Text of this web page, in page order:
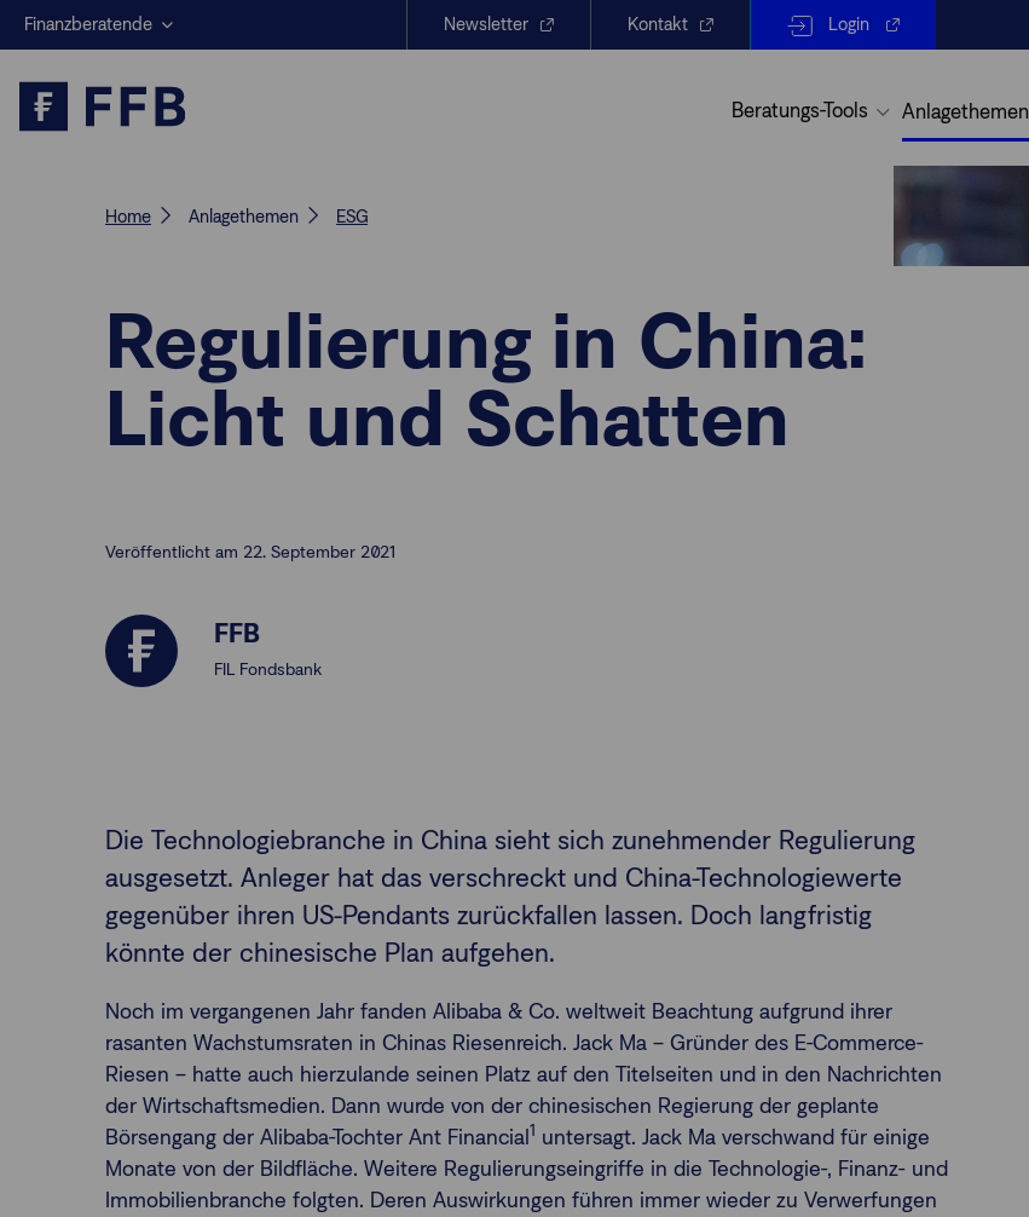
Finanzberatende
Anlegende
Newsletter Kontakt Login
Beratungs-Tools
Beratungs-Tools
Anlagethemen
Anlagestrategien
Geschäftserfolg
Home Anlagethemen ESG
Regulierung in China:
Licht und Schatten
Veröffentlicht am 22. September 2021
FFB
FIL Fondsbank
Die Technologiebranche in China sieht sich zunehmender Regulierung
ausgesetzt. Anleger hat das verschreckt und China-Technologiewerte
gegenüber ihren US-Pendants zurückfallen lassen. Doch langfristig
könnte der chinesische Plan aufgehen.
Noch im vergangenen Jahr fanden Alibaba & Co. weltweit Beachtung aufgrund ihrer
rasanten Wachstumsraten in Chinas Riesenreich. Jack Ma – Gründer des E-Commerce-
Riesen – hatte auch hierzulande seinen Platz auf den Titelseiten und in den Nachrichten
der Wirtschaftsmedien. Dann wurde von der chinesischen Regierung der geplante
Börsengang der Alibaba-Tochter Ant Financial1 untersagt. Jack Ma verschwand für einige
Monate von der Bildfläche. Weitere Regulierungseingriffe in die Technologie-, Finanz- und
Immobilienbranche folgten. Deren Auswirkungen führen immer wieder zu Verwerfungen